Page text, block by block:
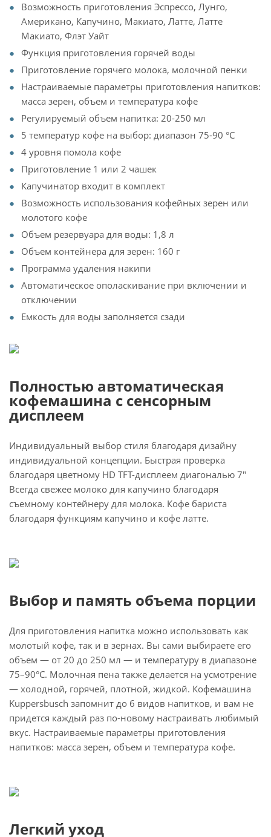
Возможность приготовления Эспрессо, Лунго,
Американо, Капучино, Макиато, Латте, Латте
Макиато, Флэт Уайт
Функция приготовления горячей воды
Приготовление горячего молока, молочной пенки
Настраиваемые параметры приготовления напитков:
масса зерен, объем и температура кофе
Регулируемый объем напитка: 20-250 мл
5 температур кофе на выбор: диапазон 75-90 °С
4 уровня помола кофе
Приготовление 1 или 2 чашек
Капучинатор входит в комплект
Возможность использования кофейных зерен или
молотого кофе
Объем резервуара для воды: 1,8 л
Объем контейнера для зерен: 160 г
Программа удаления накипи
Автоматическое ополаскивание при включении и
отключении
Емкость для воды заполняется сзади
Полностью автоматическая
кофемашина с сенсорным
дисплеем
Индивидуальный выбор стиля благодаря дизайну
индивидуальной концепции. Быстрая проверка
благодаря цветному HD TFT-дисплеем диагональю 7"
Всегда свежее молоко для капучино благодаря
съемному контейнеру для молока. Кофе бариста
благодаря функциям капучино и кофе латте.
Выбор и память объема порции
Для приготовления напитка можно использовать как
молотый кофе, так и в зернах. Вы сами выбираете его
объем — от 20 до 250 мл — и температуру в диапазоне
75–90°С. Молочная пена также делается на усмотрение
— холодной, горячей, плотной, жидкой. Кофемашина
Kuppersbusch запомнит до 6 видов напитков, и вам не
придется каждый раз по-новому настраивать любимый
вкус. Настраиваемые параметры приготовления
напитков: масса зерен, объем и температура кофе.
Легкий уход